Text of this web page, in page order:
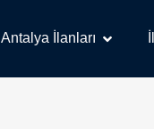
Antalya İlanları